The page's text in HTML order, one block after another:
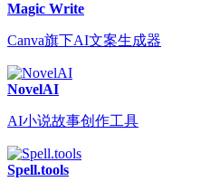
Magic Write
Canva旗下AI文案生成器
NovelAI
AI小说故事创作工具
Spell.tools